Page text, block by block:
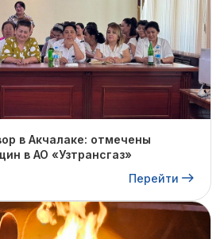
в Акчалаке: отмечены
в АО «Узтрансгаз»
Перейти